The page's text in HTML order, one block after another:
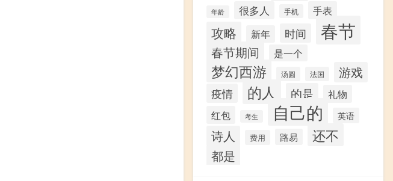
年龄 很多人 手机 手表
攻略 新年 时间 春节
春节期间 是一个
梦幻西游 汤圆 法国 游戏
疫情 的人 的是
礼物
红包
考生 自己的 英语
诗人 费用 路易 还不
都是